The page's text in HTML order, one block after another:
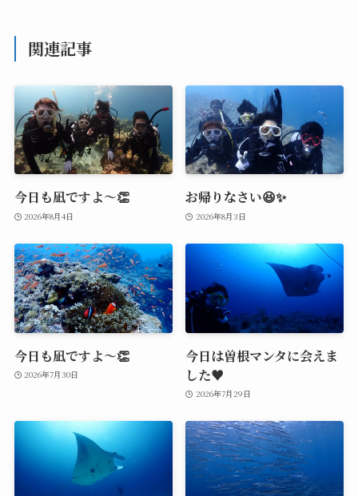
関連記事
今日も凪ですよ～👏
2026年8月4日
お帰りなさい😆✨
2026年8月3日
今日も凪ですよ～👏
2026年7月30日
今日は曽根マンタに会えま
した♥️
2026年7月29日